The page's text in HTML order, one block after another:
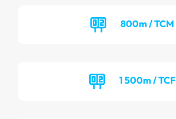
800m / TCM
1 500m / TCF